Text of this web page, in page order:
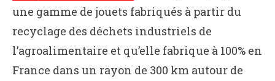
une gamme de jouets fabriqués à partir du
recyclage des déchets industriels de
l’agroalimentaire et qu’elle fabrique à 100% en
France dans un rayon de 300 km autour de